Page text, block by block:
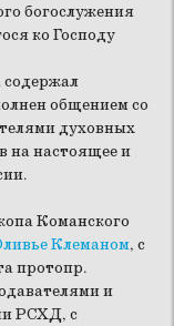
богослужения
ко Господу
общением со
духовных
на настоящее и
Команского
Клеманом, с
протопр.
и
РСХД, с